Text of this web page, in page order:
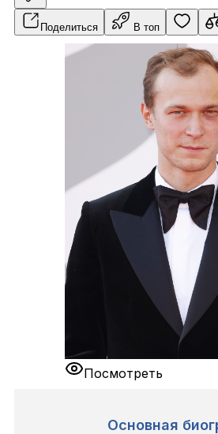
Поделиться В топ
Посмотреть
Основная